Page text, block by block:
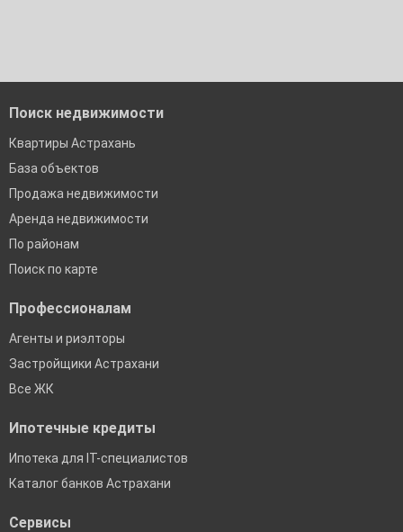
Поиск недвижимости
Квартиры Астрахань
База объектов
Продажа недвижимости
Аренда недвижимости
По районам
Поиск по карте
Профессионалам
Агенты и риэлторы
Застройщики Астрахани
Все ЖК
Ипотечные кредиты
Ипотека для IT-специалистов
Каталог банков Астрахани
Сервисы